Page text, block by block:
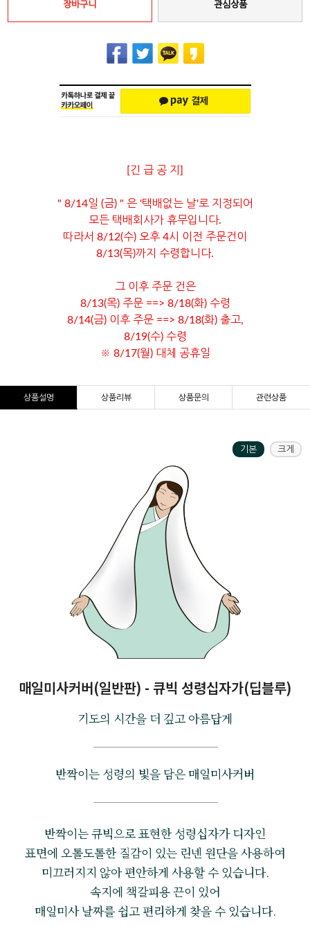
장바구니 관심상품
[긴 급 공 지]
" 8/14일 (금) " 은 '택배없는 날'로 지정되어
모든 택배회사가 휴무입니다.
따라서 8/12(수) 오후 4시 이전 주문건이
8/13(목)까지 수령합니다.
그 이후 주문 건은
8/13(목) 주문 ==> 8/18(화) 수령
8/14(금) 이후 주문 ==> 8/18(화) 출고,
8/19(수) 수령
※ 8/17(월) 대체 공휴일
상품설명 상품리뷰 상품문의 관련상품
기본 크게
매일미사커버(일반판) - 큐빅 성령십자가(딥블루)
기도의 시간을 더 깊고 아름답게
반짝이는 성령의 빛을 담은 매일미사커버
반짝이는 큐빅으로 표현한 성령십자가 디자인
표면에 오톨도톨한 질감이 있는 린넨 원단을 사용하여
미끄러지지 않아 편안하게 사용할 수 있습니다.
속지에 책갈피용 끈이 있어
매일미사 날짜를 쉽고 편리하게 찾을 수 있습니다.